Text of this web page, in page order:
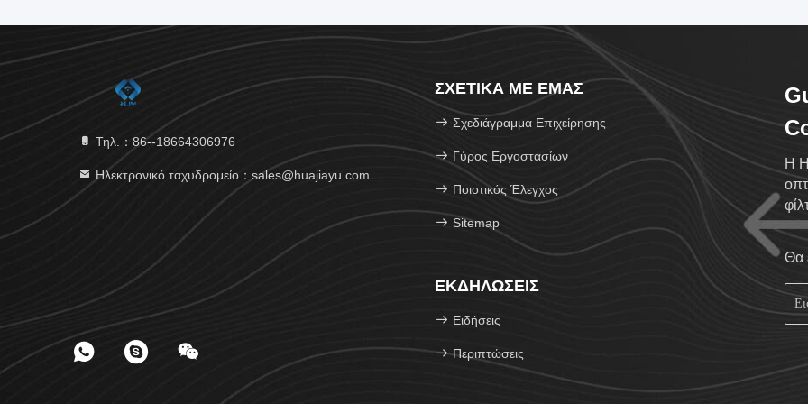
Τηλ.：86--18664306976
Ηλεκτρονικό ταχυδρομείο：sales@huajiayu.com
ΣΧΕΤΙΚΆ ΜΕ ΕΜΆΣ
Σχεδιάγραμμα Επιχείρησης
Γύρος Εργοστασίων
Ποιοτικός Έλεγχος
Sitemap
ΕΚΔΗΛΏΣΕΙΣ
Ειδήσεις
Περιπτώσεις
Η
Θα